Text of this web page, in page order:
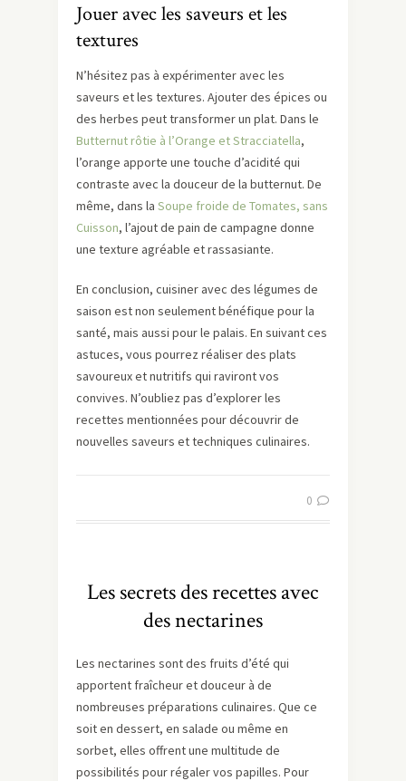
Jouer avec les saveurs et les
textures
N’hésitez pas à expérimenter avec les
saveurs et les textures. Ajouter des épices ou
des herbes peut transformer un plat. Dans le
Butternut rôtie à l’Orange et Stracciatella,
l’orange apporte une touche d’acidité qui
contraste avec la douceur de la butternut. De
même, dans la Soupe froide de Tomates, sans
Cuisson, l’ajout de pain de campagne donne
une texture agréable et rassasiante.
En conclusion, cuisiner avec des légumes de
saison est non seulement bénéfique pour la
santé, mais aussi pour le palais. En suivant ces
astuces, vous pourrez réaliser des plats
savoureux et nutritifs qui raviront vos
convives. N’oubliez pas d’explorer les
recettes mentionnées pour découvrir de
nouvelles saveurs et techniques culinaires.
0
Les secrets des recettes avec
des nectarines
Les nectarines sont des fruits d’été qui
apportent fraîcheur et douceur à de
nombreuses préparations culinaires. Que ce
soit en dessert, en salade ou même en
sorbet, elles offrent une multitude de
possibilités pour régaler vos papilles. Pour